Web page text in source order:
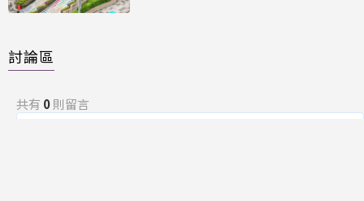
討論區
共有 0則留言